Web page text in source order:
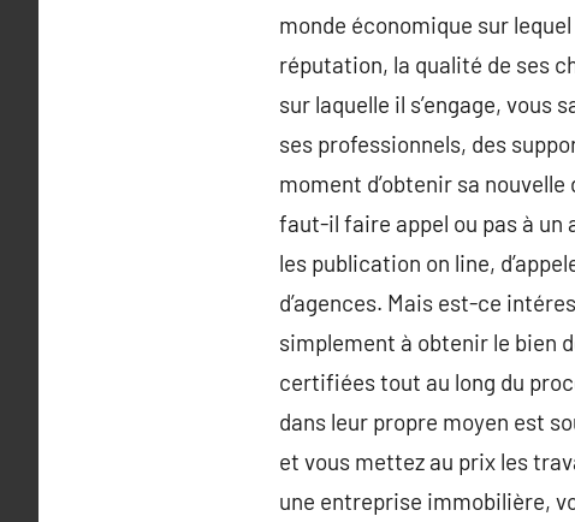
monde économique sur
réputation, la qualité de ses
sur laquelle il s’engage,
ses professionnels, des
moment d’obtenir sa
faut-il faire appel ou pas à un
les publication on line,
d’agences. Mais est-ce
simplement à obtenir le bien
certifiées tout au long du
dans leur propre moyen est
et vous mettez au prix les
une entreprise immobilière,